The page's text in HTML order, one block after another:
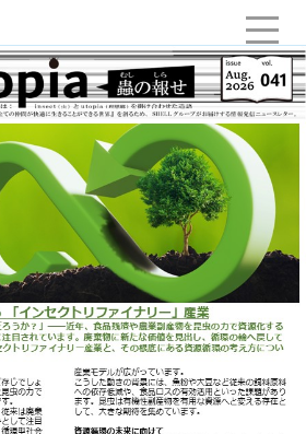
HOME
当社の強み・品質
サービスライン
採用
お問い合わせ